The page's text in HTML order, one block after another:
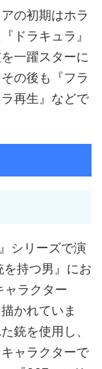
の初期はホラ
ドラキュラ』
一躍スターに
の後も『フラ
再生』などで
シリーズで演
を持つ男』にお
ャラクター
かれていま
銃を使用し、
ャラクターで